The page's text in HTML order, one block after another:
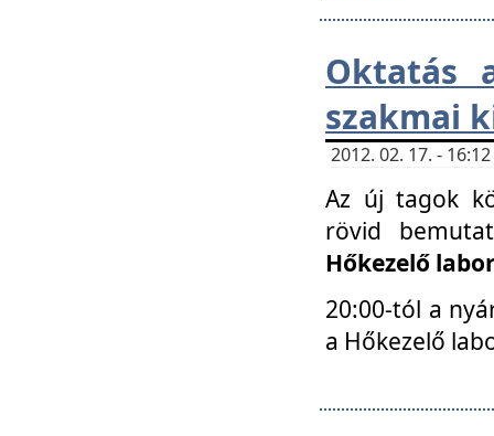
Oktatás
szakmai
2012. 02. 17. -
Az új tagok
rövid
Hőkezelő
20:00-tól a
a Hőkezelő